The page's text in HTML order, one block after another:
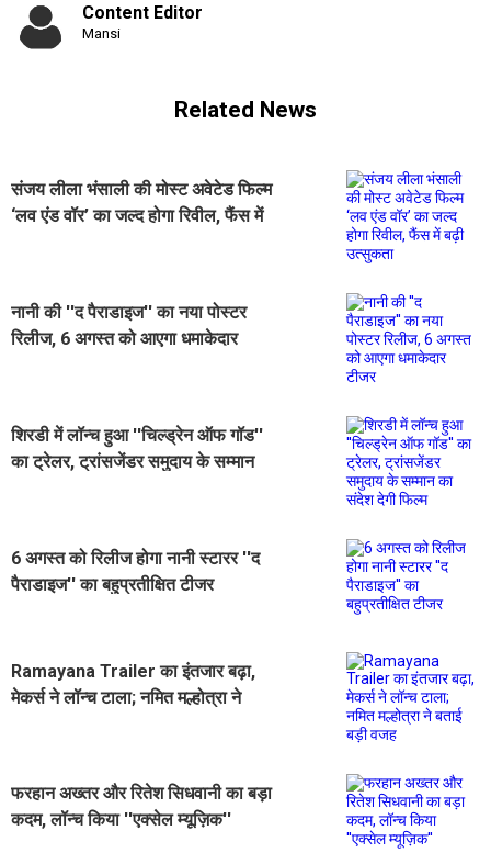
Content Editor
Mansi
Related News
संजय लीला भंसाली की मोस्ट अवेटेड फिल्म
‘लव एंड वॉर’ का जल्द होगा रिवील, फैंस में
नानी की ''द पैराडाइज'' का नया पोस्टर
रिलीज, 6 अगस्त को आएगा धमाकेदार
शिरडी में लॉन्च हुआ ''चिल्ड्रेन ऑफ गॉड''
का ट्रेलर, ट्रांसजेंडर समुदाय के सम्मान
6 अगस्त को रिलीज होगा नानी स्टारर ''द
पैराडाइज'' का बहुप्रतीक्षित टीजर
Ramayana Trailer का इंतजार बढ़ा,
मेकर्स ने लॉन्च टाला; नमित मल्होत्रा ने
फरहान अख्तर और रितेश सिधवानी का बड़ा
कदम, लॉन्च किया ''एक्सेल म्यूज़िक''